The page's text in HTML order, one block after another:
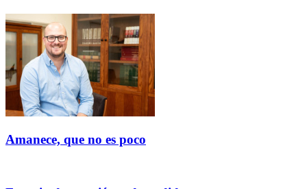
Amanece, que no es poco